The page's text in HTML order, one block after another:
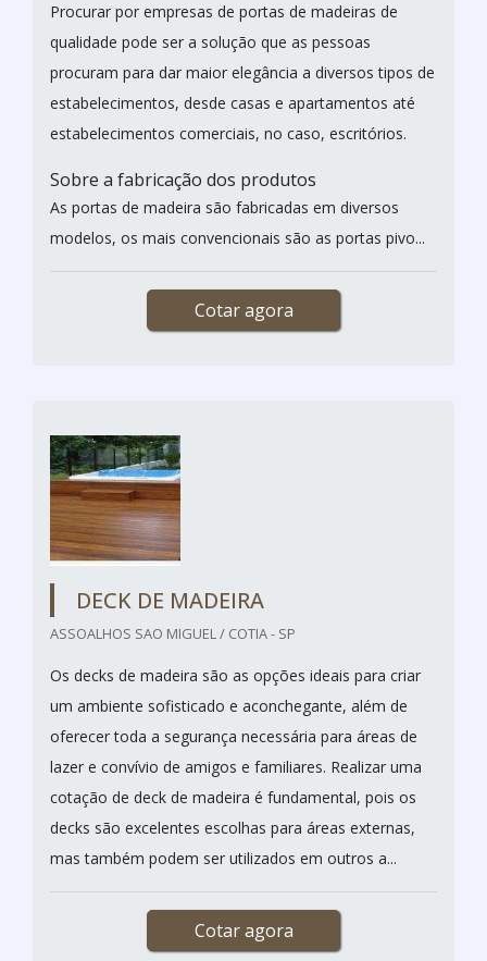
Procurar por empresas de portas de madeiras de
qualidade pode ser a solução que as pessoas
procuram para dar maior elegância a diversos tipos de
estabelecimentos, desde casas e apartamentos até
estabelecimentos comerciais, no caso, escritórios.
Sobre a fabricação dos produtos
As portas de madeira são fabricadas em diversos
modelos, os mais convencionais são as portas pivo...
Cotar agora
DECK DE MADEIRA
ASSOALHOS SAO MIGUEL / COTIA - SP
Os decks de madeira são as opções ideais para criar
um ambiente sofisticado e aconchegante, além de
oferecer toda a segurança necessária para áreas de
lazer e convívio de amigos e familiares. Realizar uma
cotação de deck de madeira é fundamental, pois os
decks são excelentes escolhas para áreas externas,
mas também podem ser utilizados em outros a...
Cotar agora